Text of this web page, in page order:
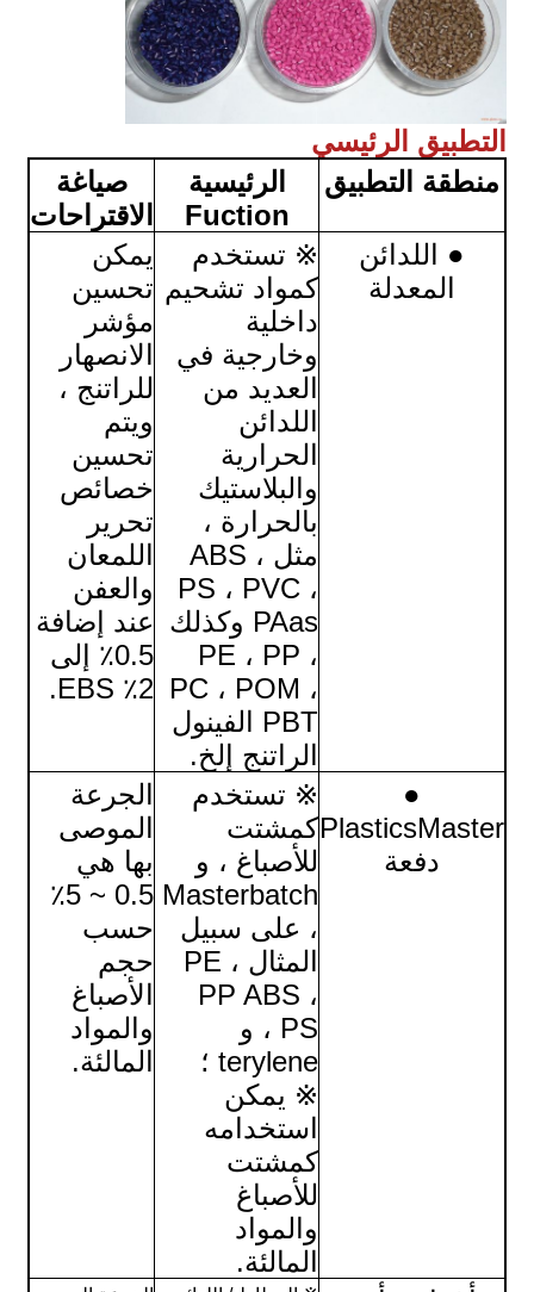
التطبيق الرئيسي
منطقة التطبيق
الرئيسية
Fuction
صياغة
الاقتراحات
● اللدائن
المعدلة
※ تستخدم
كمواد تشحيم
داخلية
وخارجية في
العديد من
اللدائن
الحرارية
والبلاستيك
بالحرارة ،
مثل ABS ،
PS ، PVC ،
PAas وكذلك
PE ، PP ،
PC ، POM ،
PBT الفينول
الراتنج إلخ.
يمكن
تحسين
مؤشر
الانصهار
للراتنج ،
ويتم
تحسين
خصائص
تحرير
اللمعان
والعفن
عند إضافة
0.5٪ إلى
2٪ EBS.
●
PlasticsMaster
دفعة
※ تستخدم
كمشتت
للأصباغ ، و
Masterbatch
، على سبيل
المثال PE ،
PP ABS ،
PS ، و
terylene ؛
※ يمكن
استخدامه
كمشتت
للأصباغ
والمواد
المالئة.
الجرعة
الموصى
بها هي
0.5 ~ 5٪
حسب
حجم
الأصباغ
والمواد
المالئة.